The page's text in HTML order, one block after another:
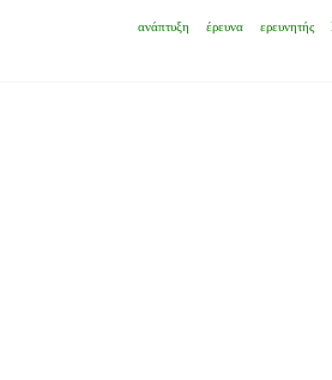
ανάπτυξη έρευνα ερευνητής